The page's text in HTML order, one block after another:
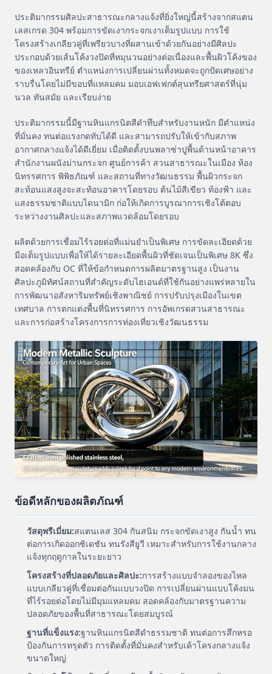
ประติมากรรมศิลปะสาธารณะกลางแจ้งที่ยิ่งใหญ่นี้สร้างจากสแตน
เลสเกรด 304 พร้อมการขัดเงากระจกเงาเต็มรูปแบบ การใช้
โครงสร้างเกลียวคู่ที่เพรียวบางที่ผสานเข้าด้วยกันอย่างมีศิลปะ
ประกอบด้วยเส้นโค้งวงปิดที่หมุนวนอย่างต่อเนื่องและพื้นผิวโค้งของ
ของเหลวอินทรีย์ ตำแหน่งการเปลี่ยนผ่านทั้งหมดจะถูกปัดเศษอย่าง
ราบรื่นโดยไม่มีขอบที่แหลมคม มอบเอฟเฟกต์สุนทรียศาสตร์ที่นุ่ม
นวล ทันสมัย ​​และเรียบง่าย
ประติมากรรมนี้มีฐานหินแกรนิตสีดำทึบสำหรับงานหนัก มีตำแหน่ง
ที่มั่นคง ทนต่อแรงกดทับได้ดี และสามารถปรับให้เข้ากับสภาพ
อากาศกลางแจ้งได้ดีเยี่ยม เมื่อติดตั้งบนพลาซ่าปูพื้นด้านหน้าอาคาร
สำนักงานผนังม่านกระจก ศูนย์การค้า สวนสาธารณะในเมือง ห้อง
นิทรรศการ พิพิธภัณฑ์ และสถานที่ทางวัฒนธรรม พื้นผิวกระจก
สะท้อนแสงสูงจะสะท้อนอาคารโดยรอบ ต้นไม้สีเขียว ท้องฟ้า และ
แสงธรรมชาติแบบไดนามิก ก่อให้เกิดการบูรณาการเชิงโต้ตอบ
ระหว่างงานศิลปะและสภาพแวดล้อมโดยรอบ
ผลิตด้วยการเชื่อมไร้รอยต่อที่แม่นยำเป็นพิเศษ การขัดละเอียดด้วย
มือเต็มรูปแบบเพื่อให้ได้รายละเอียดพื้นผิวที่ชัดเจนเป็นพิเศษ 8K ซึ่ง
สอดคล้องกับ OC ที่ให้ข้อกำหนดการผลิตมาตรฐานสูง เป็นงาน
ศิลปะภูมิทัศน์สถานที่สำคัญระดับไฮเอนด์ที่ใช้กันอย่างแพร่หลายใน
การพัฒนาอสังหาริมทรัพย์เชิงพาณิชย์ การปรับปรุงเมืองในเขต
เทศบาล การตกแต่งพื้นที่นิทรรศการ การอัพเกรดสวนสาธารณะ
และการก่อสร้างโครงการการท่องเที่ยวเชิงวัฒนธรรม
ข้อดีหลักของผลิตภัณฑ์
วัสดุพรีเมี่ยม:สแตนเลส 304 กันสนิม กระจกขัดเงาสูง กันน้ำ ทน
ต่อการเกิดออกซิเดชัน ทนรังสียูวี เหมาะสำหรับการใช้งานกลาง
แจ้งทุกฤดูกาลในระยะยาว
โครงสร้างที่ปลอดภัยและศิลปะ:การสร้างแบบจำลองของไหล
แบบเกลียวคู่ที่เชื่อมต่อกันแบบวงปิด การเปลี่ยนผ่านแบบโค้งมน
ที่ไร้รอยต่อโดยไม่มีมุมแหลมคม สอดคล้องกับมาตรฐานความ
ปลอดภัยของพื้นที่สาธารณะโดยสมบูรณ์
ฐานที่แข็งแรง:ฐานหินแกรนิตสีดำธรรมชาติ ทนต่อการสึกหรอ
ป้องกันการทรุดตัว การติดตั้งที่มั่นคงสำหรับเค้าโครงกลางแจ้ง
ขนาดใหญ่